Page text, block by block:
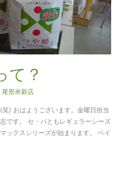
て？
尾形米穀店
) おはようございます。金曜日担当
です。 セ・パともレギュラーシーズ
ックスシリーズが始まります。 ベイ